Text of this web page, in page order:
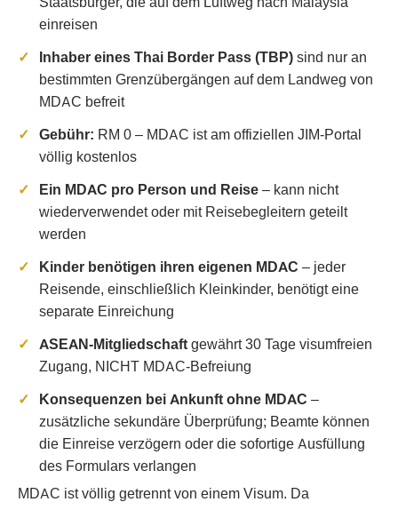
einreisen
Inhaber eines Thai Border Pass (TBP)sind nur an
bestimmten Grenzübergängen auf dem Landweg von
MDAC befreit
Gebühr: RM 0 – MDAC ist am offiziellen JIM-Portal
völlig kostenlos
Ein MDAC pro Person und Reise– kann nicht
wiederverwendet oder mit Reisebegleitern geteilt
werden
Kinder benötigen ihren eigenen MDAC – jeder
Reisende, einschließlich Kleinkinder, benötigt eine
separate Einreichung
ASEAN-Mitgliedschaftgewährt 30 Tage visumfreien
Zugang, NICHT MDAC-Befreiung
Konsequenzen bei Ankunft ohne MDAC –
zusätzliche sekundäre Überprüfung; Beamte können
die Einreise verzögern oder die sofortige Ausfüllung
des Formulars verlangen
MDAC ist völlig getrennt von einem Visum. Da